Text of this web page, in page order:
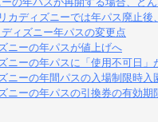
カディズニーでは年パス廃止後
ディズニー年パスの変更点
ニーの年パスが値上げへ
ニーの年パスに「使用不可日」
ニーの年間パスの入場制限時入
ニーの年パスの引換券の有効期